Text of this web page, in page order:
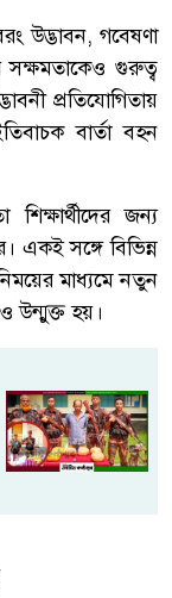
উদ্ভাবন, গবেষণা
সক্ষমতাকেও গুরুত্ব
প্রতিযোগিতায়
বার্তা বহন
জন্য
একই সঙ্গে বিভিন্ন
মাধ্যমে নতুন
উন্মুক্ত হয়।